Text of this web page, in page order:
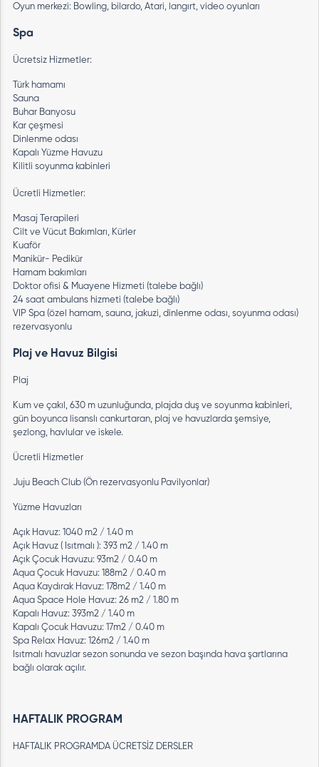
Oyun merkezi: Bowling, bilardo, Atari, langırt, video oyunları
Spa
Ücretsiz Hizmetler:
Türk hamamı
Sauna
Buhar Banyosu
Kar çeşmesi
Dinlenme odası
Kapalı Yüzme Havuzu
Kilitli soyunma kabinleri
Ücretli Hizmetler:
Masaj Terapileri
Cilt ve Vücut Bakımları, Kürler
Kuaför
Manikür- Pedikür
Hamam bakımları
Doktor ofisi & Muayene Hizmeti (talebe bağlı)
24 saat ambulans hizmeti (talebe bağlı)
VIP Spa (özel hamam, sauna, jakuzi, dinlenme odası, soyunma odası)
rezervasyonlu
Plaj ve Havuz Bilgisi
Plaj
Kum ve çakıl, 630 m uzunluğunda, plajda duş ve soyunma kabinleri,
gün boyunca lisanslı cankurtaran, plaj ve havuzlarda şemsiye,
şezlong, havlular ve iskele.
Ücretli Hizmetler
Juju Beach Club (Ön rezervasyonlu Pavilyonlar)
Yüzme Havuzları
Açık Havuz: 1040 m2 / 1.40 m
Açık Havuz ( Isıtmalı ): 393 m2 / 1.40 m
Açık Çocuk Havuzu: 93m2 / 0.40 m
Aqua Çocuk Havuzu: 188m2 / 0.40 m
Aqua Kaydırak Havuz: 178m2 / 1.40 m
Aqua Space Hole Havuz: 26 m2 / 1.80 m
Kapalı Havuz: 393m2 / 1.40 m
Kapalı Çocuk Havuzu: 17m2 / 0.40 m
Spa Relax Havuz: 126m2 / 1.40 m
Isıtmalı havuzlar sezon sonunda ve sezon başında hava şartlarına
bağlı olarak açılır.
HAFTALIK PROGRAM
HAFTALIK PROGRAMDA ÜCRETSİZ DERSLER